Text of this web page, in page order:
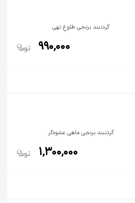
گردنبند برنجی طلوعِ تهی
990,000
گردنبند برنجی ماهی عشوه‌‌گر
1,300,000